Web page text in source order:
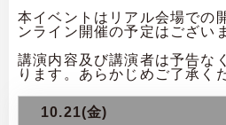
本イベントはリアル会場での
ンライン開催の予定はござい
講演内容及び講演者は予告な
ります。あらかじめご了承く
10.21(金)